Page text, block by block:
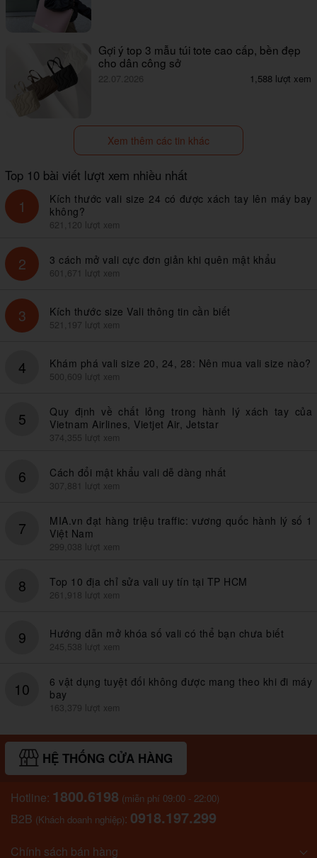
Gợi ý top 3 mẫu túi tote cao cấp, bền đẹp
cho dân công sở
22.07.2026 1,588 lượt xem
Xem thêm các tin khác
Top 10 bài viết lượt xem nhiều nhất
1
Kích thước vali size 24 có được xách tay lên máy bay
không?
621,120 lượt xem
2 3 cách mở vali cực đơn giản khi quên mật khẩu
601,671 lượt xem
3 Kích thước size Vali thông tin cần biết
521,197 lượt xem
4 Khám phá vali size 20, 24, 28: Nên mua vali size nào?
500,609 lượt xem
5
Quy định về chất lỏng trong hành lý xách tay của
Vietnam Airlines, Vietjet Air, Jetstar
374,355 lượt xem
6 Cách đổi mật khẩu vali dễ dàng nhất
307,881 lượt xem
7
MIA.vn đạt hàng triệu traffic: vương quốc hành lý số 1
Việt Nam
299,038 lượt xem
8 Top 10 địa chỉ sửa vali uy tín tại TP HCM
261,918 lượt xem
9 Hướng dẫn mở khóa số vali có thể bạn chưa biết
245,538 lượt xem
10
6 vật dụng tuyệt đối không được mang theo khi đi máy
bay
163,379 lượt xem
HỆ THỐNG CỬA HÀNG
Hotline: 1800.6198 (miễn phí 09:00 - 22:00)
B2B (Khách doanh nghiệp): 0918.197.299
Chính sách bán hàng